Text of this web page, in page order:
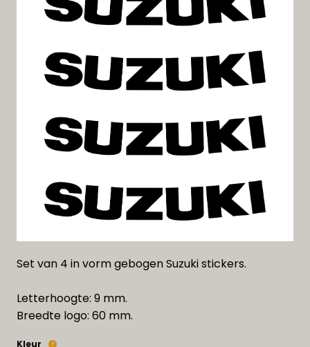
Set van 4 in vorm gebogen Suzuki stickers.
Letterhoogte: 9 mm.
Breedte logo: 60 mm.
Kleur